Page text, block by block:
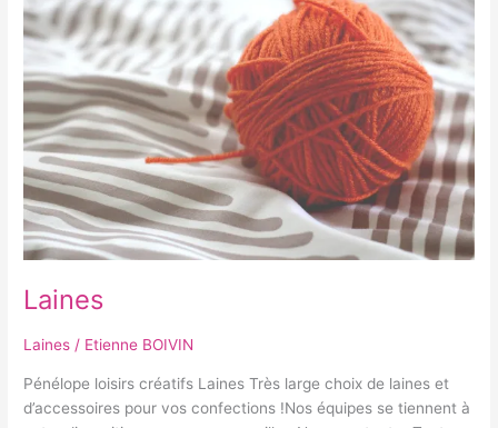
Laines
Laines / Etienne BOIVIN
Pénélope loisirs créatifs Laines Très large choix de laines et
d’accessoires pour vos confections !Nos équipes se tiennent à